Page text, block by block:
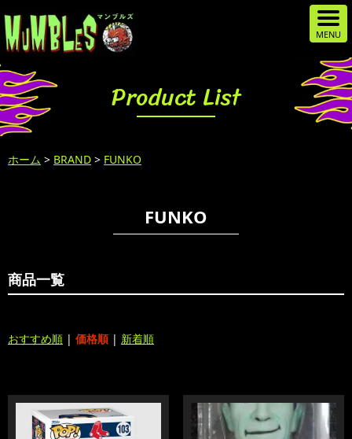
Product List
ホーム > BRAND > FUNKO
FUNKO
商品一覧
おすすめ順 | 価格順 | 新着順